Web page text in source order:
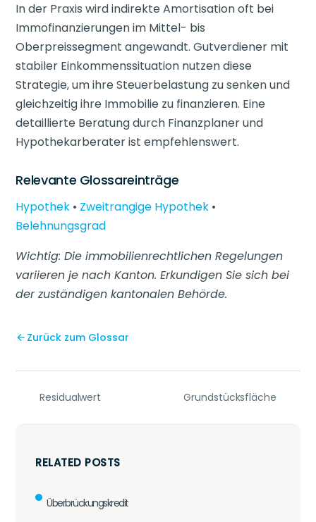
In der Praxis wird indirekte Amortisation oft bei
Immofinanzierungen im Mittel- bis
Oberpreissegment angewandt. Gutverdiener mit
stabiler Einkommenssituation nutzen diese
Strategie, um ihre Steuerbelastung zu senken und
gleichzeitig ihre Immobilie zu finanzieren. Eine
detaillierte Beratung durch Finanzplaner und
Hypothekarberater ist empfehlenswert.
Relevante Glossareinträge
Hypothek • Zweitrangige Hypothek •
Belehnungsgrad
Wichtig: Die immobilienrechtlichen Regelungen
variieren je nach Kanton. Erkundigen Sie sich bei
der zuständigen kantonalen Behörde.
Zurück zum Glossar
Residualwert Grundstücksfläche
RELATED POSTS
Überbrückungskredit